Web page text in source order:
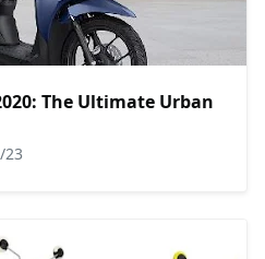
The Ultimate Urban
23